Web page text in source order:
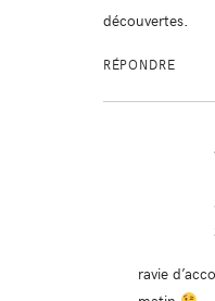
découvertes.
RÉPONDRE
ravie